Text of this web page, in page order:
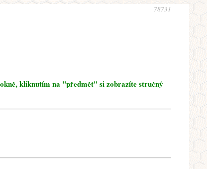
78731
kliknutím na "předmět" si zobrazíte stručný